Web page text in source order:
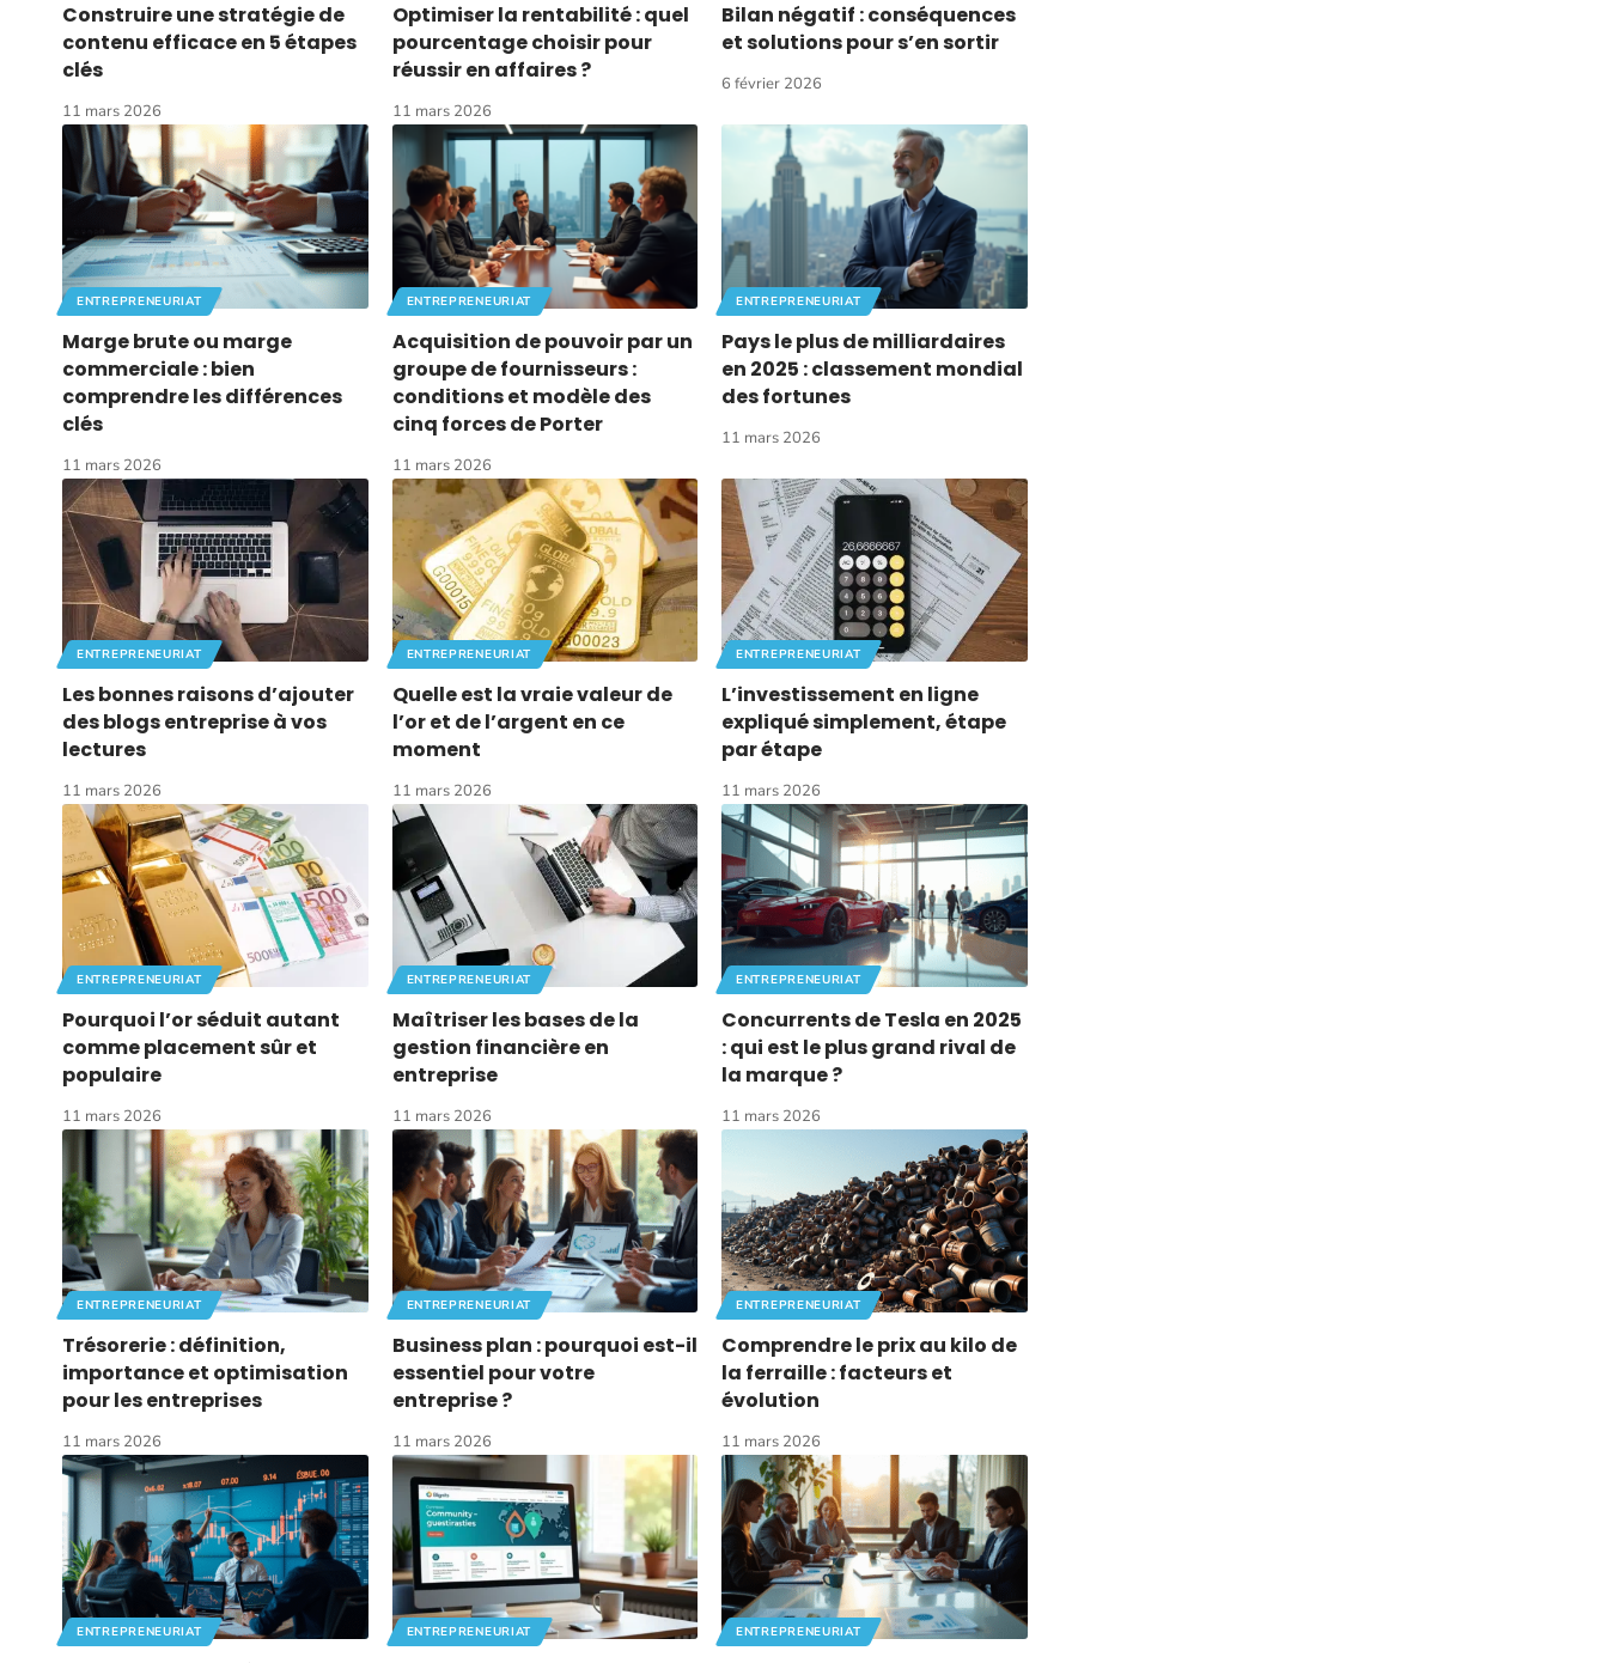
Construire une stratégie de
contenu efficace en 5 étapes
clés
11 mars 2026
Optimiser la rentabilité : quel
pourcentage choisir pour
réussir en affaires ?
11 mars 2026
Bilan négatif : conséquences
et solutions pour s’en sortir
6 février 2026
ENTREPRENEURIAT
Marge brute ou marge
commerciale : bien
comprendre les différences
clés
11 mars 2026
ENTREPRENEURIAT
Acquisition de pouvoir par un
groupe de fournisseurs :
conditions et modèle des
cinq forces de Porter
11 mars 2026
ENTREPRENEURIAT
Pays le plus de milliardaires
en 2025 : classement mondial
des fortunes
11 mars 2026
ENTREPRENEURIAT
Les bonnes raisons d’ajouter
des blogs entreprise à vos
lectures
11 mars 2026
ENTREPRENEURIAT
Quelle est la vraie valeur de
l’or et de l’argent en ce
moment
11 mars 2026
ENTREPRENEURIAT
L’investissement en ligne
expliqué simplement, étape
par étape
11 mars 2026
ENTREPRENEURIAT
Pourquoi l’or séduit autant
comme placement sûr et
populaire
11 mars 2026
ENTREPRENEURIAT
Maîtriser les bases de la
gestion financière en
entreprise
11 mars 2026
ENTREPRENEURIAT
Concurrents de Tesla en 2025
: qui est le plus grand rival de
la marque ?
11 mars 2026
ENTREPRENEURIAT
Trésorerie : définition,
importance et optimisation
pour les entreprises
11 mars 2026
ENTREPRENEURIAT
Business plan : pourquoi est-il
essentiel pour votre
entreprise ?
11 mars 2026
ENTREPRENEURIAT
Comprendre le prix au kilo de
la ferraille : facteurs et
évolution
11 mars 2026
ENTREPRENEURIAT ENTREPRENEURIAT ENTREPRENEURIAT